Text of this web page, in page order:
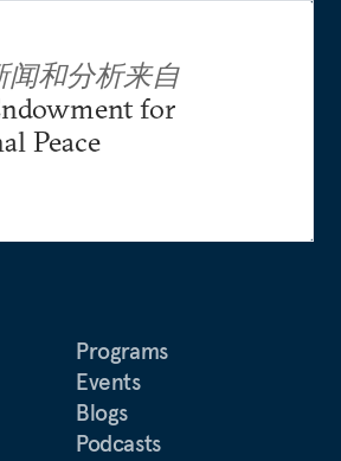
Programs
Events
Blogs
Podcasts
闻和分析来自
for
Peace